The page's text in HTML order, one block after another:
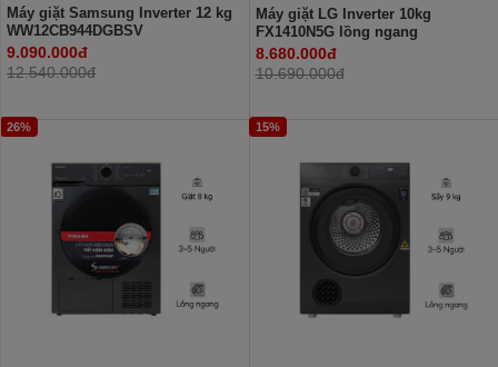
Máy giặt Samsung Inverter 12 kg
WW12CB944DGBSV
9.090.000đ
12.540.000đ
Máy giặt LG Inverter 10kg
FX1410N5G lồng ngang
8.680.000đ
10.690.000đ
26% 15%